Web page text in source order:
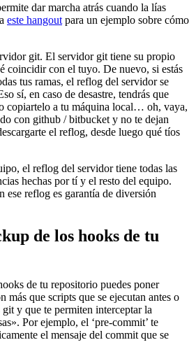
dar marcha atrás cuando la lías
este hangout para un ejemplo sobre cómo
git. El servidor git tiene su propio
coincidir con el tuyo. De nuevo, si estás
tus ramas, el reflog del servidor se
sí, en caso de desastre, tendrás que
copiartelo a tu máquina local… oh, vaya,
con github / bitbucket y no te dejan
el reflog, desde luego qué tíos
el reflog del servidor tiene todas las
hechas por tí y el resto del equipo.
ese reflog es garantía de diversión
de los hooks de tu
de tu repositorio puedes poner
más que scripts que se ejecutan antes o
git y que te permiten interceptar la
Por ejemplo, el ‘pre-commit’ te
el mensaje del commit que se